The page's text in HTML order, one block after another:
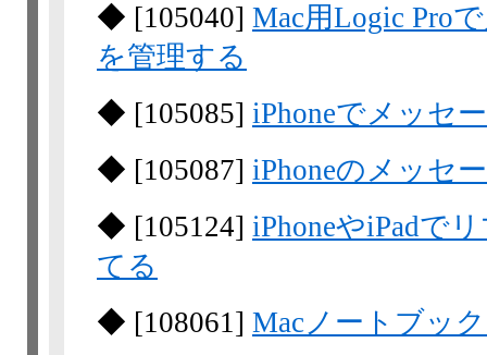
◆ [105040] Mac用Logic Pro
を管理する
◆ [105085] iPhoneでメッセ
◆ [105087] iPhoneのメッセ
◆ [105124] iPhoneやiPadで
てる
◆ [108061] Macノートブッ